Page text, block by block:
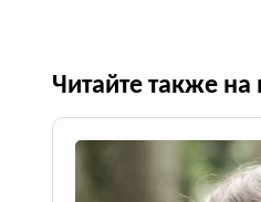
Читайте также